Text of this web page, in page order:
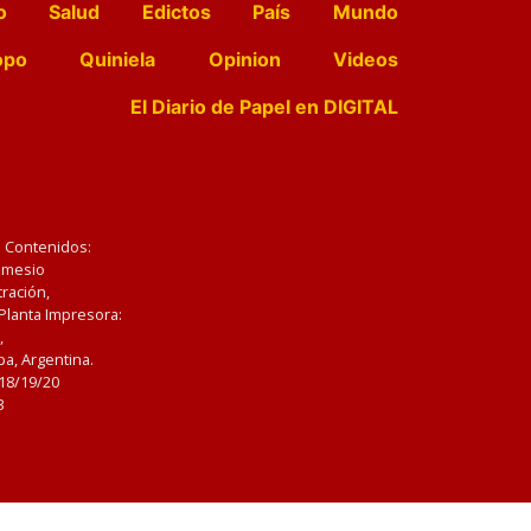
Salud Edictos País
Mundo
Quiniela Opinion
Videos
El Diario de Papel en DIGITAL
Impresora:
Argentina.
19/20